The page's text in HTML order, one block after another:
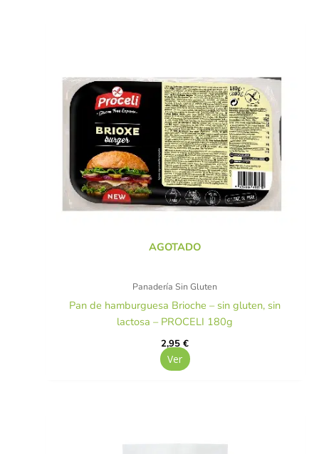
AGOTADO
Panadería Sin Gluten
Pan de hamburguesa Brioche – sin gluten, sin
lactosa – PROCELI 180g
2,95€
Ver